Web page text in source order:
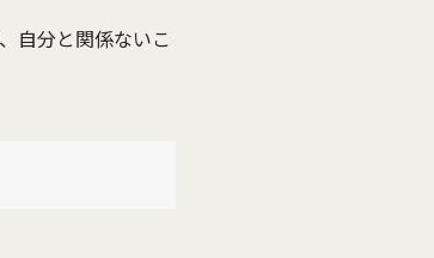
自分と関係ないこ